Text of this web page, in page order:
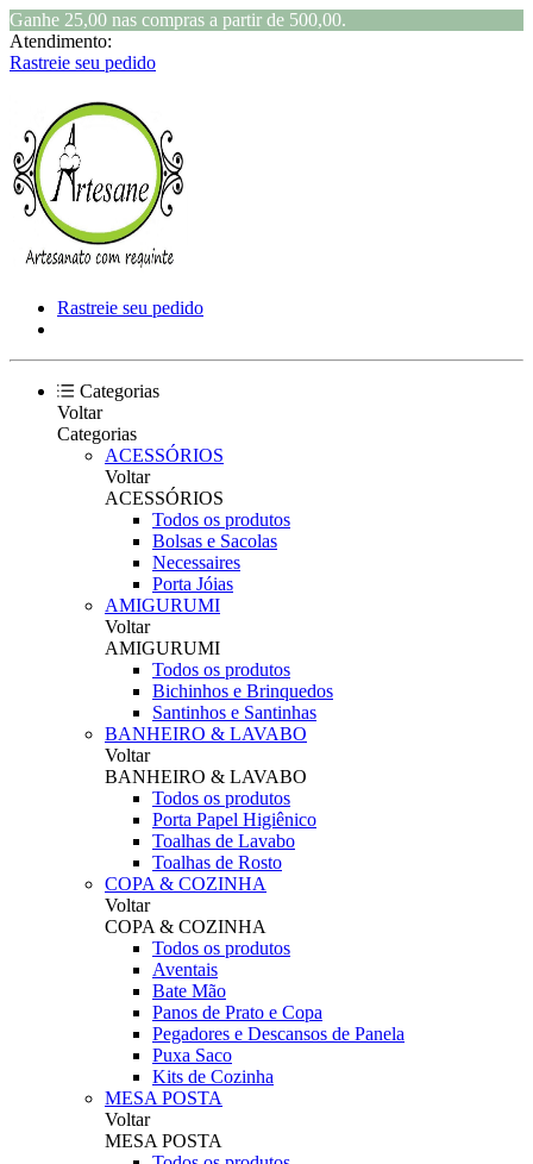
Ganhe 25,00 nas compras a partir de 500,00.
Atendimento:
Rastreie seu pedido
Rastreie seu pedido
Categorias
Voltar
Categorias
ACESSÓRIOS
Voltar
ACESSÓRIOS
Todos os produtos
Bolsas e Sacolas
Necessaires
Porta Jóias
AMIGURUMI
Voltar
AMIGURUMI
Todos os produtos
Bichinhos e Brinquedos
Santinhos e Santinhas
BANHEIRO & LAVABO
Voltar
BANHEIRO & LAVABO
Todos os produtos
Porta Papel Higiênico
Toalhas de Lavabo
Toalhas de Rosto
COPA & COZINHA
Voltar
COPA & COZINHA
Todos os produtos
Aventais
Bate Mão
Panos de Prato e Copa
Pegadores e Descansos de Panela
Puxa Saco
Kits de Cozinha
MESA POSTA
Voltar
MESA POSTA